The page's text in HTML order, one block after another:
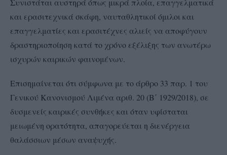
Συνιστάται αυστηρά όπως μικρά πλοία, επαγγελματικά
και ερασιτεχνικά σκάφη, ναυταθλητικοί όμιλοι και
επαγγελματίες και ερασιτέχνες αλιείς να αποφύγουν
δραστηριοποίηση κατά το χρόνο εξέλιξης των ανωτέρω
ισχυρών καιρικών φαινομένων.
Επισημαίνεται ότι σύμφωνα με το άρθρο 33 παρ. 1 του
Γενικού Κανονισμού Λιμένα αριθ. 20 (Β΄ 1929/2018), σε
δυσμενείς καιρικές συνθήκες και όταν υφίσταται
μειωμένη ορατότητα, απαγορεύεται η διενέργεια
θαλάσσιων μέσων αναψυχής.